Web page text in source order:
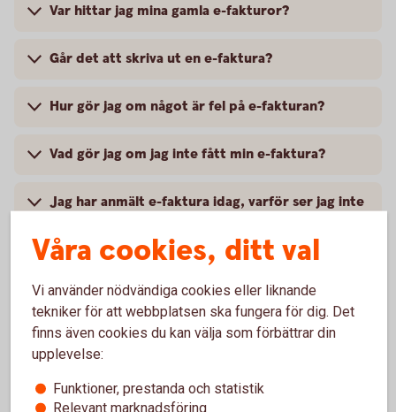
Var hittar jag mina gamla e-fakturor?
Går det att skriva ut en e-faktura?
Hur gör jag om något är fel på e-fakturan?
Vad gör jag om jag inte fått min e-faktura?
Jag har anmält e-faktura idag, varför ser jag inte
Har jag betalat den här e-fakturan?
Kan jag avbryta en betalning för en e-faktura?
Hur ändrar jag konto för e-faktura?
Våra cookies, ditt val
Vi använder nödvändiga cookies eller liknande
tekniker för att webbplatsen ska fungera för dig. Det
finns även cookies du kan välja som förbättrar din
upplevelse:
Funktioner, prestanda och statistik
Relevant marknadsföring